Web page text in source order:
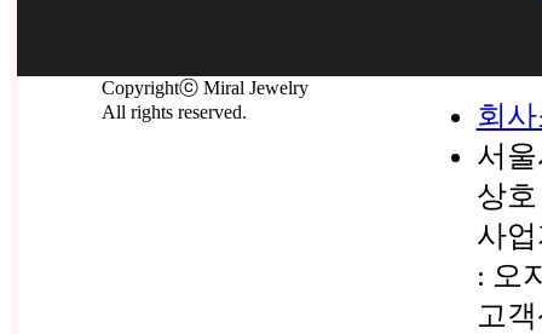
Copyrightⓒ Miral Jewelry
All rights reserved.
회
서
상
사
: 오
고